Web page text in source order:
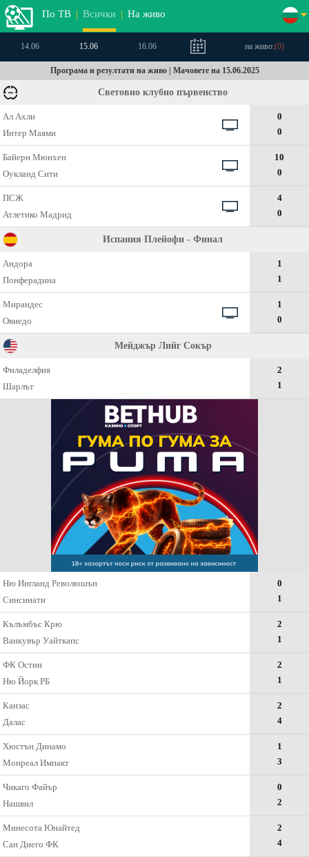
По ТВ | Всички | На живо
14.06 15.06 16.06 на живо:(0)
Програма и резултати на живо | Мачовете на 15.06.2025
Световно клубно първенство
Ал Ахли
Интер Маями
0
0
Байерн Мюнхен
Оукланд Сити
10
0
ПСЖ
Атлетико Мадрид
4
0
Испания Плейофи - Финал
Андора
Понферадина
1
1
Мирандес
Овиедо
1
0
Мейджър Лийг Сокър
Филаделфия
Шарлът
2
1
Ню Ингланд Революшън
Синсинати
0
1
Кълъмбъс Крю
Ванкувър Уайткапс
2
1
ФК Остин
Ню Йорк РБ
2
1
Канзас
Далас
2
4
Хюстън Динамо
Монреал Импакт
1
3
Чикаго Файър
Нашвил
0
2
Минесота Юнайтед
Сан Диего ФК
2
4